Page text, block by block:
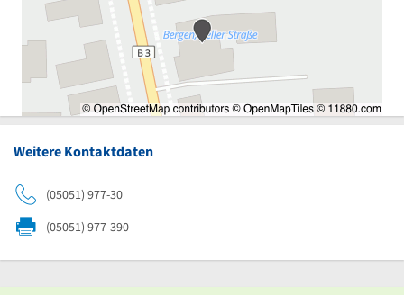
Weitere Kontaktdaten
(05051) 977-30
(05051) 977-390